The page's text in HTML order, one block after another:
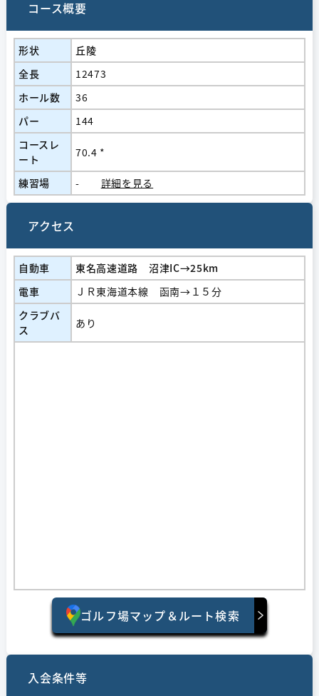
コース概要
形状
丘陵
全長
12473
ホール数
36
パー
144
コースレ
ート
70.4 *
練習場 - 詳細を見る
アクセス
自動車
東名高速道路 沼津IC→25km
電車
ＪＲ東海道本線 函南→１５分
クラブバ
ス
あり
ゴルフ場マップ＆ルート検索
入会条件等